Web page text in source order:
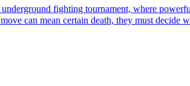
fighting tournament, where
can mean certain death, they must decide